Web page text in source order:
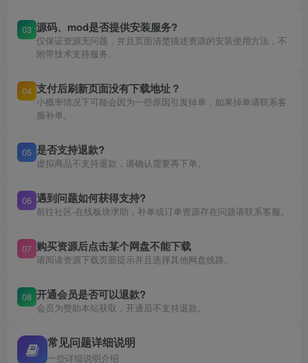
03 源码、mod是否提供安装服务?
仅保证资源无问题，并且页面清楚描述资源的安装使用方法，不
附带技术支持服务。
04 支付后刷新页面没有下载地址？
小概率情况下可能会因为一些原因引发掉单，如果掉单请联系客
服补单。
05 是否支持退款?
虚拟商品不支持退款，请确认需要再下单。
06 遇到问题如何获得支持?
前往社区-在线板块求助，补单或订单资源存在问题请联系客服。
07 购买资源后点击某个网盘不能下载
请阅读资源下载页面提示并且选择其他网盘线路。
08 开通会员是否可以退款?
会员为赞助本站获取，开通后不支持退款。
常见问题详细说明
一些详细说明介绍